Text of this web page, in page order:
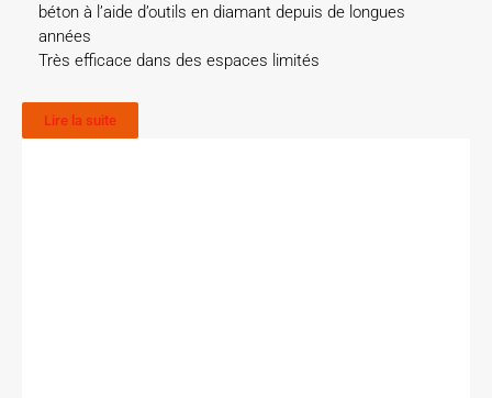
béton à l’aide d’outils en diamant depuis de longues
années
Très efficace dans des espaces limités
Lire la suite